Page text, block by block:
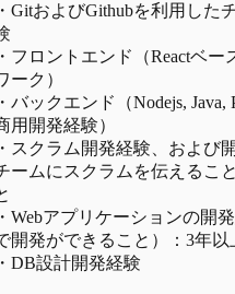
・ GitおよびGithubを利用した
・ フロントエンド（Reactベー
ーク）
・ バックエンド（Nodejs, Java,
用開発経験）
・ スクラム開発経験、および
ームにスクラムを伝えるこ
・ Webアプリケーションの開
開発ができること）：3年以
・ DB設計開発経験